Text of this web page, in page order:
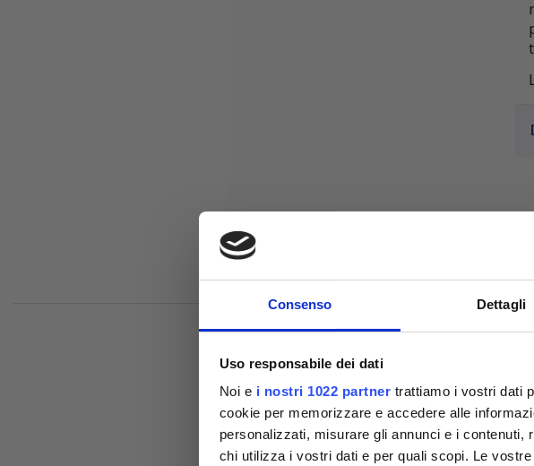
Consenso Dettagli
Uso responsabile dei dati
Noi e i nostri 1022 partner trattiamo i vostri dati
cookie per memorizzare e accedere alle
personalizzati, misurare gli annunci e i
chi utilizza i vostri dati e per quali scopi. Le
Completa il tuo
fino